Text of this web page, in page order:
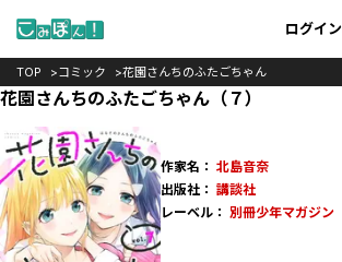
ログイン
TOP コミック 花園さんちのふたごちゃん
花園さんちのふたごちゃん（７）
作家名： 北島音奈
出版社： 講談社
レーベル： 別冊少年マガジン